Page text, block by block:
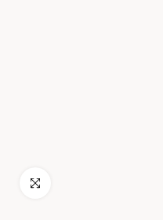
اضغط للتكبير